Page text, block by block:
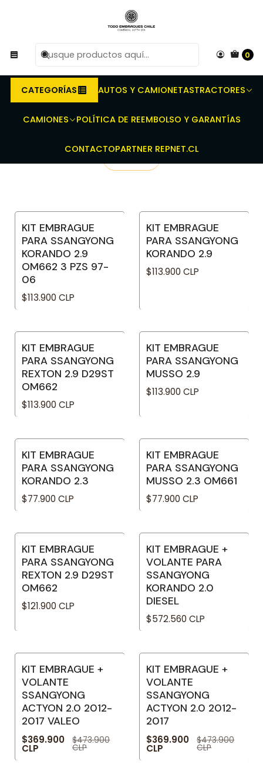
0
CATEGORÍAS AUTOS Y CAMIONETASTRACTORES
CAMIONES POLÍTICA DE REEMBOLSO Y GARANTÍAS
CONTACTOPARTNER REPNET.CL
Compra antes de las 10 AM de Lunes a Viernes y
entregaremos al transporte en un máximo de 24 hrs hábiles.
Inicio Repuestos para vehículos automotrices
Embragues para Ssangyong
Embragues para Ssangyong
KIT EMBRAGUE
PARA SSANGYONG
KORANDO 2.9
OM662 3 PZS 97-
06
$113.900 CLP
KIT EMBRAGUE
PARA SSANGYONG
KORANDO 2.9
$113.900 CLP
KIT EMBRAGUE
PARA SSANGYONG
REXTON 2.9 D29ST
OM662
$113.900 CLP
KIT EMBRAGUE
PARA SSANGYONG
MUSSO 2.9
$113.900 CLP
KIT EMBRAGUE
PARA SSANGYONG
KORANDO 2.3
$77.900 CLP
KIT EMBRAGUE
PARA SSANGYONG
MUSSO 2.3 OM661
$77.900 CLP
KIT EMBRAGUE
PARA SSANGYONG
REXTON 2.9 D29ST
OM662
$121.900 CLP
No disponible
KIT EMBRAGUE +
VOLANTE PARA
SSANGYONG
KORANDO 2.0
DIESEL
$572.560 CLP
-22% OFF
KIT EMBRAGUE +
VOLANTE
SSANGYONG
ACTYON 2.0 2012-
2017 VALEO
$369.900
CLP
$473.900
CLP
-22% OFF
KIT EMBRAGUE +
VOLANTE
SSANGYONG
ACTYON 2.0 2012-
2017
$369.900
CLP
$473.900
CLP